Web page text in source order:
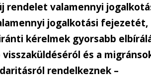
rendelet valamennyi
jogalkotási fejezetét,
kérelmek gyorsabb
és a
rendelkeznek –